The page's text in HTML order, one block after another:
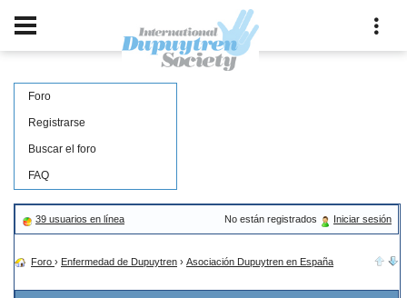
Foro
Registrarse
Buscar el foro
FAQ
39 usuarios en línea No están registrados Iniciar sesión
Foro › Enfermedad de Dupuytren › Asociación Dupuytren en España